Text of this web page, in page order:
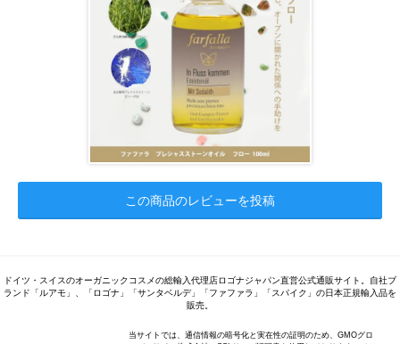
この商品のレビューを投稿
ドイツ・スイスのオーガニックコスメの総輸入代理店ロゴナジャパン直営公式通販サイト。自社ブ
ランド「ルアモ」、「ロゴナ」「サンタベルデ」「ファファラ」「スパイク」の日本正規輸入品を
販売。
当サイトでは、通信情報の暗号化と実在性の証明のため、GMOグロ